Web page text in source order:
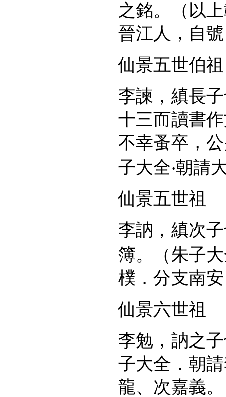
之銘。（以
晉江人，自
仙景五世伯祖
李諫，縝長
十三而讀書
不幸蚤卒，
子大全‧朝請
仙景五世祖
李訥，縝次
簿。（朱子
樸．分支南
仙景六世祖
李勉，訥之
子大全．朝
龍、次嘉義。